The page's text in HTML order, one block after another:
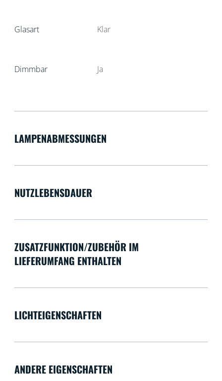
Glasart Klar
Dimmbar Ja
LAMPENABMESSUNGEN
NUTZLEBENSDAUER
ZUSATZFUNKTION/ZUBEHÖR IM
LIEFERUMFANG ENTHALTEN
LICHTEIGENSCHAFTEN
ANDERE EIGENSCHAFTEN